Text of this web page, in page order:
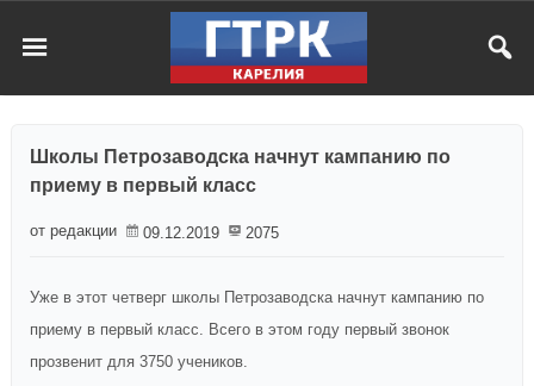
Школы Петрозаводска начнут кампанию по
приему в первый класс
от редакции 09.12.2019 2075
Уже в этот четверг школы Петрозаводска начнут кампанию по
приему в первый класс. Всего в этом году первый звонок
прозвенит для 3750 учеников.